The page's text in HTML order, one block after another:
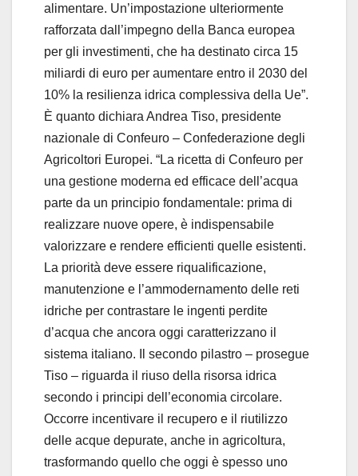
alimentare. Un’impostazione ulteriormente
rafforzata dall’impegno della Banca europea
per gli investimenti, che ha destinato circa 15
miliardi di euro per aumentare entro il 2030 del
10% la resilienza idrica complessiva della Ue”.
È quanto dichiara Andrea Tiso, presidente
nazionale di Confeuro – Confederazione degli
Agricoltori Europei. “La ricetta di Confeuro per
una gestione moderna ed efficace dell’acqua
parte da un principio fondamentale: prima di
realizzare nuove opere, è indispensabile
valorizzare e rendere efficienti quelle esistenti.
La priorità deve essere riqualificazione,
manutenzione e l’ammodernamento delle reti
idriche per contrastare le ingenti perdite
d’acqua che ancora oggi caratterizzano il
sistema italiano. Il secondo pilastro – prosegue
Tiso – riguarda il riuso della risorsa idrica
secondo i principi dell’economia circolare.
Occorre incentivare il recupero e il riutilizzo
delle acque depurate, anche in agricoltura,
trasformando quello che oggi è spesso uno